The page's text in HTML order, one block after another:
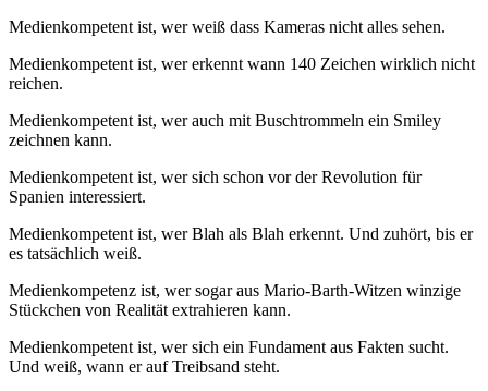
Medienkompetent ist, wer weiß dass Kameras nicht alles sehen.
Medienkompetent ist, wer erkennt wann 140 Zeichen wirklich nicht
reichen.
Medienkompetent ist, wer auch mit Buschtrommeln ein Smiley
zeichnen kann.
Medienkompetent ist, wer sich schon vor der Revolution für
Spanien interessiert.
Medienkompetent ist, wer Blah als Blah erkennt. Und zuhört, bis er
es tatsächlich weiß.
Medienkompetenz ist, wer sogar aus Mario-Barth-Witzen winzige
Stückchen von Realität extrahieren kann.
Medienkompetent ist, wer sich ein Fundament aus Fakten sucht.
Und weiß, wann er auf Treibsand steht.